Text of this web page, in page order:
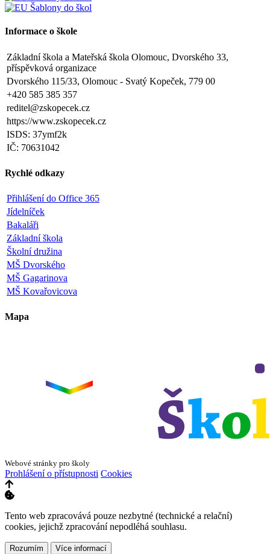
Informace o škole
Základní škola a Mateřská škola Olomouc, Dvorského 33,
příspěvková organizace
Dvorského 115/33, Olomouc - Svatý Kopeček, 779 00
+420 585 385 357
reditel@zskopecek.cz
https://www.zskopecek.cz
ISDS: 37ymf2k
IČ: 70631042
Rychlé odkazy
Přihlášení do Office 365
Jídelníček
Bakaláři
Základní škola
Školní družina
MŠ Dvorského
MŠ Gagarinova
MŠ Kovařovicova
Mapa
Webové stránky pro školy
Prohlášení o přístupnosti Cookies
Tento web zpracovává pouze nezbytné (technické a relační)
cookies, jejichž zpracování nepodléhá souhlasu.
Rozumím Více informací